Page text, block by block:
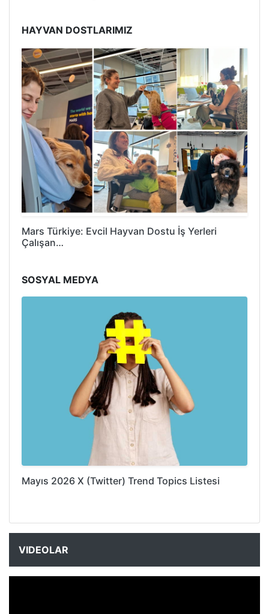
HAYVAN DOSTLARIMIZ
Mars Türkiye: Evcil Hayvan Dostu İş Yerleri
Çalışan…
SOSYAL MEDYA
Mayıs 2026 X (Twitter) Trend Topics Listesi
VIDEOLAR